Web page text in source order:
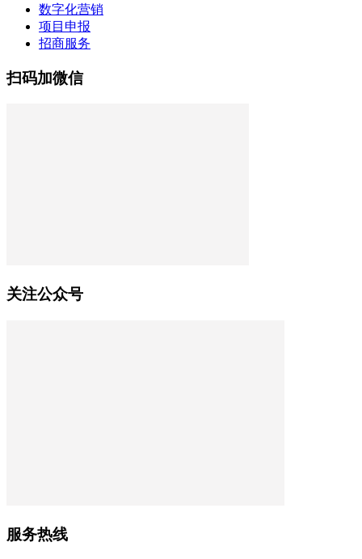
数字化营销
项目申报
招商服务
扫码加微信
关注公众号
服务热线